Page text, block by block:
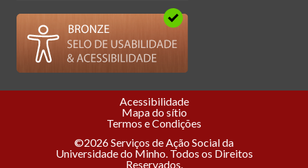
Acessibilidade
Mapa do sítio
Termos e Condições
©2026 Serviços de Ação Social da
Universidade do Minho. Todos os Direitos
Reservados.